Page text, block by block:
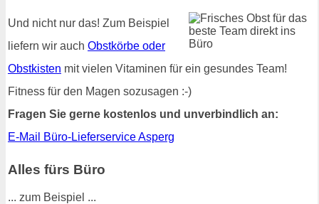
Und nicht nur das! Zum Beispiel
liefern wir auch Obstkörbe oder
Obstkisten mit vielen Vitaminen für ein gesundes Team!
Fitness für den Magen sozusagen :-)
Fragen Sie gerne kostenlos und unverbindlich an:
E-Mail Büro-Lieferservice Asperg
Alles fürs Büro
... zum Beispiel ...